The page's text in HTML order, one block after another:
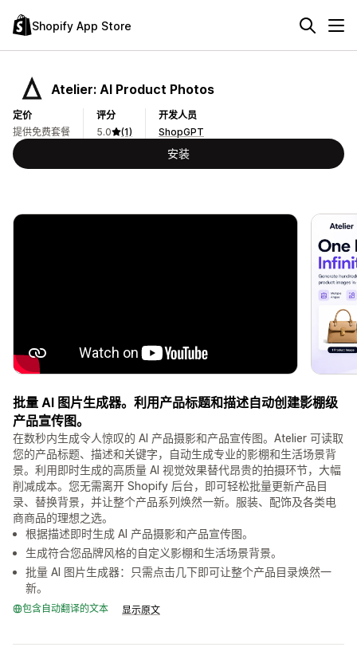
Shopify App Store
Atelier: AI Product Photos
定价
提供免费套餐
评分
5.0
(1)
开发人员
ShopGPT
安装
批量 AI 图片生成器。利用产品标题和描述自动创建影棚级
产品宣传图。
在数秒内生成令人惊叹的 AI 产品摄影和产品宣传图。Atelier 可读取
您的产品标题、描述和关键字，自动生成专业的影棚和生活场景背
景。利用即时生成的高质量 AI 视觉效果替代昂贵的拍摄环节，大幅
削减成本。您无需离开 Shopify 后台，即可轻松批量更新产品目
录、替换背景，并让整个产品系列焕然一新。服装、配饰及各类电
商商品的理想之选。
根据描述即时生成 AI 产品摄影和产品宣传图。
生成符合您品牌风格的自定义影棚和生活场景背景。
批量 AI 图片生成器：只需点击几下即可让整个产品目录焕然一
新。
包含自动翻译的文本 显示原文